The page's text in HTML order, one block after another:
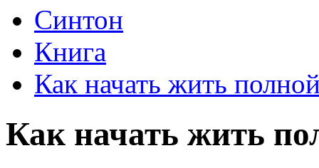
Синтон
Книга
Как начать жить
Как начать жить